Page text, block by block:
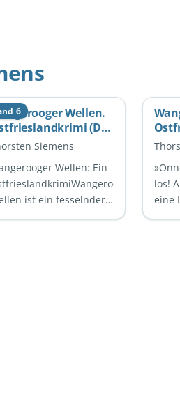
6
Wellen.
(Die
ermittelt
Siemens
Wellen: Ein
ist ein fesselnder
von
los!
eine